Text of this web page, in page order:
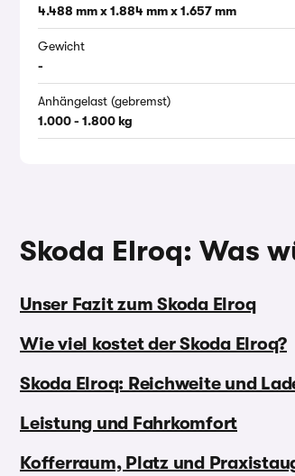
4.488 mm x 1.884 mm x 1.657 mm
Gewicht
-
Anhängelast (gebremst)
1.000 - 1.800 kg
Skoda Elroq: Was
Unser Fazit zum Skoda Elroq
Wie viel kostet der Skoda Elroq?
Skoda Elroq: Reichweite und
Leistung und Fahrkomfort
Kofferraum, Platz und